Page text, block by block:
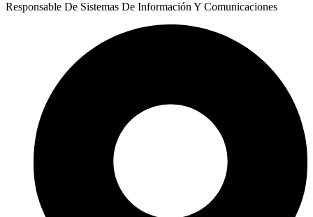
Responsable De Sistemas De Información Y Comunicaciones